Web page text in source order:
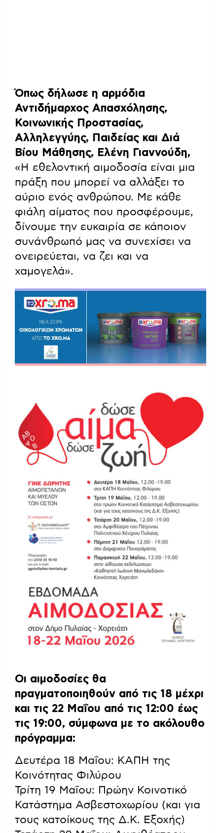
Όπως δήλωσε η αρμόδια
Αντιδήμαρχος Απασχόλησης,
Κοινωνικής Προστασίας,
Αλληλεγγύης, Παιδείας και Διά
Βίου Μάθησης, Ελένη Γιαννούδη,
«Η εθελοντική αιμοδοσία είναι μια
πράξη που μπορεί να αλλάξει το
αύριο ενός ανθρώπου. Με κάθε
φιάλη αίματος που προσφέρουμε,
δίνουμε την ευκαιρία σε κάποιον
συνάνθρωπό μας να συνεχίσει να
ονειρεύεται, να ζει και να
χαμογελά».
Οι αιμοδοσίες θα
πραγματοποιηθούν από τις 18 μέχρι
και τις 22 Μαΐου από τις 12:00 έως
τις 19:00, σύμφωνα με το ακόλουθο
πρόγραμμα:
Δευτέρα 18 Μαΐου: ΚΑΠΗ της
Κοινότητας Φιλύρου
Τρίτη 19 Μαΐου: Πρώην Κοινοτικό
Κατάστημα Ασβεστοχωρίου (και για
τους κατοίκους της Δ.Κ. Εξοχής)